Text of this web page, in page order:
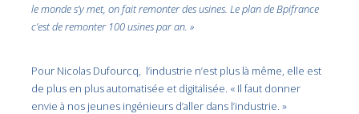
le monde s’y met, on fait remonter des usines. Le plan de Bpifrance
c’est de remonter 100 usines par an. »
Pour Nicolas Dufourcq, l’industrie n’est plus là même, elle est
de plus en plus automatisée et digitalisée. « Il faut donner
envie à nos jeunes ingénieurs d’aller dans l’industrie. »